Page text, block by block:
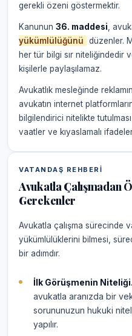
gerekli özeni göstermektir.
Kanunun 36. maddesi ,
yükümlülüğünü
düzenler.
her tür bilgi sır niteliğindedir
kişilerle paylaşılamaz.
Avukatlık mesleğinde
avukatın internet
bilgilendirici nitelikte
vaatler ve kıyaslamalı ifadeler
VATANDAŞ REHBERI
Avukatla Çalışmadan
Gerekenler
Avukatla çalışma sürecinde
yükümlülüklerini bilmesi,
bir adımdır.
İlk Görüşmenin Niteliği.
avukatla aranızda bir
sorununuzun hukuki
yapılır.